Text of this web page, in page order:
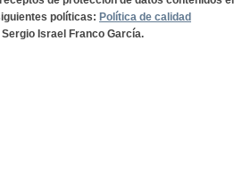
políticas: Política de calidad
Israel Franco García.